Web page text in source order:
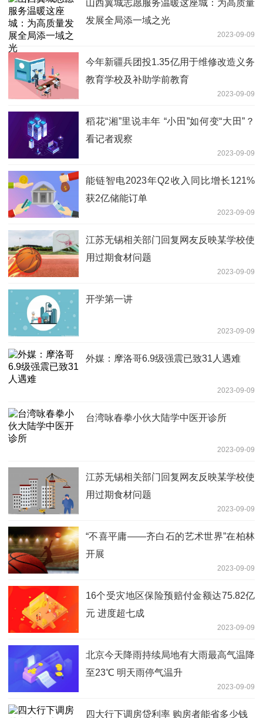
山西翼城志愿服务温暖这座城：为高质量
发展全局添一域之光
2023-09-09
今年新疆兵团投1.35亿用于维修改造义务
教育学校及补助学前教育
2023-09-09
稻花“湘”里说丰年 “小田”如何变“大田”？
看记者观察
2023-09-09
能链智电2023年Q2收入同比增长121%
获2亿储能订单
2023-09-09
江苏无锡相关部门回复网友反映某学校使
用过期食材问题
2023-09-09
开学第一讲
2023-09-09
外媒：摩洛哥6.9级强震已致31人遇难
2023-09-09
台湾咏春拳小伙大陆学中医开诊所
2023-09-09
江苏无锡相关部门回复网友反映某学校使
用过期食材问题
2023-09-09
“不喜平庸——齐白石的艺术世界”在柏林
开展
2023-09-09
16个受灾地区保险预赔付金额达75.82亿
元 进度超七成
2023-09-09
北京今天降雨持续局地有大雨最高气温降
至23℃ 明天雨停气温升
2023-09-09
四大行下调房贷利率 购房者能省多少钱